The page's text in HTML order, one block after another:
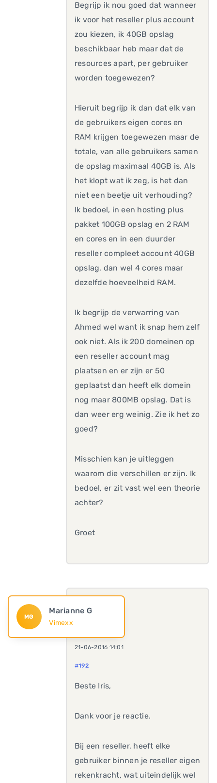
Begrijp ik nou goed dat wanneer
ik voor het reseller plus account
zou kiezen, ik 40GB opslag
beschikbaar heb maar dat de
resources apart, per gebruiker
worden toegewezen?
Hieruit begrijp ik dan dat elk van
de gebruikers eigen cores en
RAM krijgen toegewezen maar de
totale, van alle gebruikers samen
de opslag maximaal 40GB is. Als
het klopt wat ik zeg, is het dan
niet een beetje uit verhouding?
Ik bedoel, in een hosting plus
pakket 100GB opslag en 2 RAM
en cores en in een duurder
reseller compleet account 40GB
opslag, dan wel 4 cores maar
dezelfde hoeveelheid RAM.
Ik begrijp de verwarring van
Ahmed wel want ik snap hem zelf
ook niet. Als ik 200 domeinen op
een reseller account mag
plaatsen en er zijn er 50
geplaatst dan heeft elk domein
nog maar 800MB opslag. Dat is
dan weer erg weinig. Zie ik het zo
goed?
Misschien kan je uitleggen
waarom die verschillen er zijn. Ik
bedoel, er zit vast wel een theorie
achter?
Groet
MG
Marianne G
Vimexx
21-06-2016 14:01
#192
Beste Iris,
Dank voor je reactie.
Bij een reseller, heeft elke
gebruiker binnen je reseller eigen
rekenkracht, wat uiteindelijk wel